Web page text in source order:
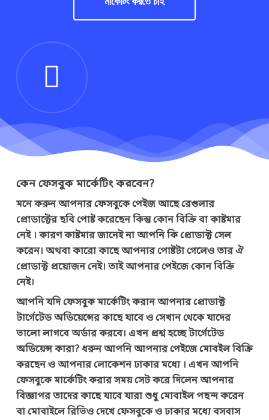
কেন ফেসবুক মার্কেটিং করবেন?
মনে করুন আপনার ফেসবুকে পেইজ আছে রেগুলার
প্রোডাক্টের ছবি পোষ্ট করেছেন কিন্তু কোন বিক্রি বা কাষ্টমার
নেই । কারণ কাষ্টমার জানেই না আপনি কি প্রোডাক্ট সেল
করেন। অথবা কারো কাছে আপনার পোষ্টটা গেলেও তার ঐ
প্রোডাক্ট প্রয়োজন নেই। তাই আপনার পেইজে কোন বিক্রি
নেই।
আপনি যদি ফেসবুক মার্কেটিং করান আপনার প্রোডাক্ট
টার্গেটেড অডিয়েন্সের কাছে যাবে ও সেখান থেকে যাদের
ভালো লাগবে অর্ডার করবে। এখন প্রশ্ন হচ্ছে টার্গেটেড
অডিয়েন্স কারা? ধরুন আপনি আপনার পেইজে মোবইল বিক্রি
করছেন ও আপনার লোকেশন ঢাকার মধ্যে । এখন আপনি
ফেসবুকে মার্কেটিং করার সময় সেট করে দিলেন আপনার
বিজ্ঞাপর তাদের কাছে যাবে যারা শুধু মোবাইল পছন্দ করেন
বা মোবাইলে রিভিও দেখে ফেসবুকে ও ঢাকার মধ্যে বসবাস